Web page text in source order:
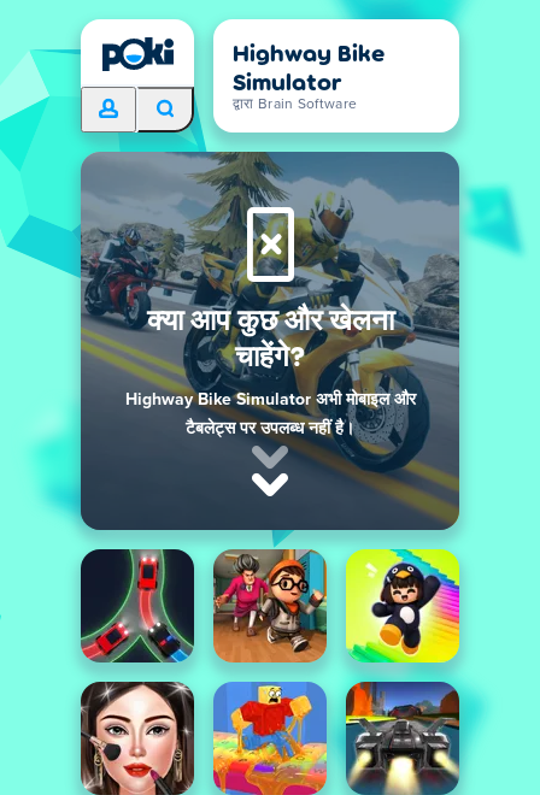
Highway Bike
Simulator
द्वारा Brain Software
क्या आप कुछ और खेलना
चाहेंगे?
Highway Bike Simulator अभी मोबाइल और
टैबलेट्स पर उपलब्ध नहीं है।